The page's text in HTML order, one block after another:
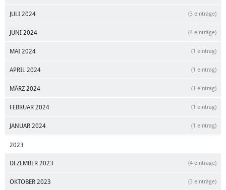
JULI 2024 (3 einträge)
JUNI 2024 (4 einträge)
MAI 2024 (1 eintrag)
APRIL 2024 (1 eintrag)
MÄRZ 2024 (1 eintrag)
FEBRUAR 2024 (1 eintrag)
JANUAR 2024 (1 eintrag)
2023
DEZEMBER 2023 (4 einträge)
OKTOBER 2023 (3 einträge)